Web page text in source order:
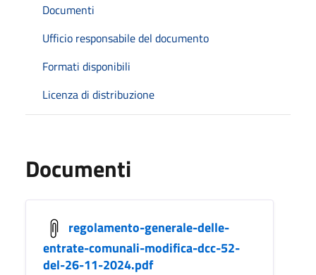
Documenti
Ufficio responsabile del documento
Formati disponibili
Licenza di distribuzione
Documenti
regolamento-generale-delle-
entrate-comunali-modifica-dcc-52-
del-26-11-2024.pdf